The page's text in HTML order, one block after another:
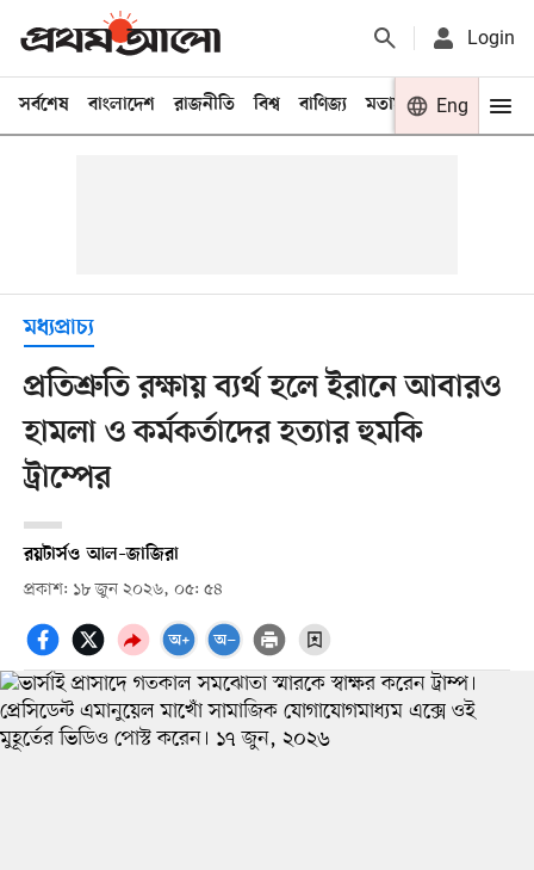
Login
সর্বশেষ বাংলাদেশ রাজনীতি বিশ্ব বাণিজ্য মতামত খেলা
Eng
মধ্যপ্রাচ্য
প্রতিশ্রুতি রক্ষায় ব্যর্থ হলে ইরানে আবারও
হামলা ও কর্মকর্তাদের হত্যার হুমকি
ট্রাম্পের
রয়টার্সও আল–জাজিরা
প্রকাশ: ১৮ জুন ২০২৬, ০৫: ৫৪